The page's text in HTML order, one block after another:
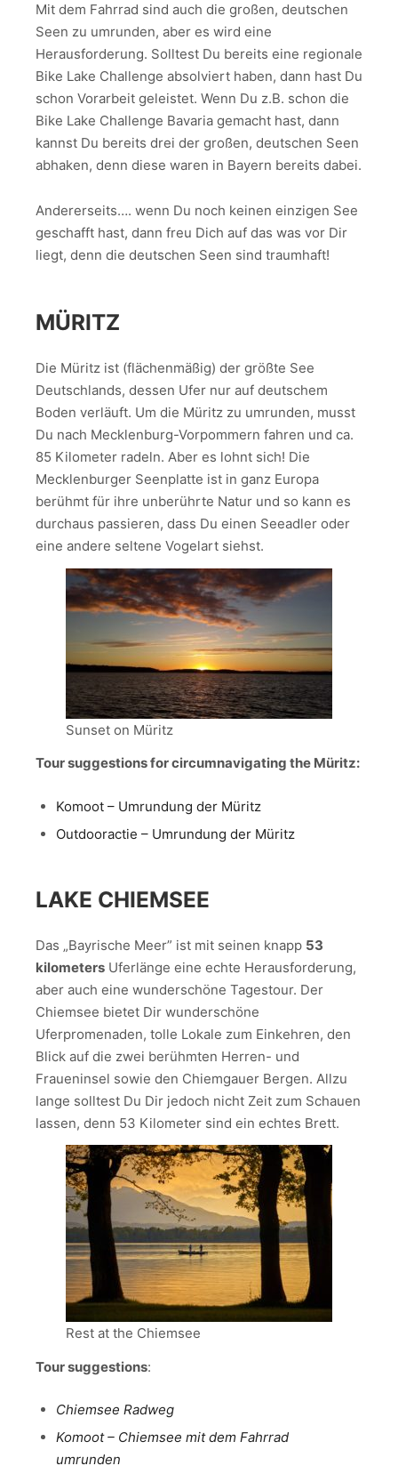
Mit dem Fahrrad sind auch die großen, deutschen
Seen zu umrunden, aber es wird eine
Herausforderung. Solltest Du bereits eine regionale
Bike Lake Challenge absolviert haben, dann hast Du
schon Vorarbeit geleistet. Wenn Du z.B. schon die
Bike Lake Challenge Bavaria gemacht hast, dann
kannst Du bereits drei der großen, deutschen Seen
abhaken, denn diese waren in Bayern bereits dabei.
Andererseits…. wenn Du noch keinen einzigen See
geschafft hast, dann freu Dich auf das was vor Dir
liegt, denn die deutschen Seen sind traumhaft!
MÜRITZ
Die Müritz ist (flächenmäßig) der größte See
Deutschlands, dessen Ufer nur auf deutschem
Boden verläuft. Um die Müritz zu umrunden, musst
Du nach Mecklenburg-Vorpommern fahren und ca.
85 Kilometer radeln. Aber es lohnt sich! Die
Mecklenburger Seenplatte ist in ganz Europa
berühmt für ihre unberührte Natur und so kann es
durchaus passieren, dass Du einen Seeadler oder
eine andere seltene Vogelart siehst.
Sunset on Müritz
Tour suggestions for circumnavigating the Müritz:
Komoot – Umrundung der Müritz
Outdooractie – Umrundung der Müritz
LAKE CHIEMSEE
Das „Bayrische Meer” ist mit seinen knapp 53
kilometers Uferlänge eine echte Herausforderung,
aber auch eine wunderschöne Tagestour. Der
Chiemsee bietet Dir wunderschöne
Uferpromenaden, tolle Lokale zum Einkehren, den
Blick auf die zwei berühmten Herren- und
Fraueninsel sowie den Chiemgauer Bergen. Allzu
lange solltest Du Dir jedoch nicht Zeit zum Schauen
lassen, denn 53 Kilometer sind ein echtes Brett.
Rest at the Chiemsee
Tour suggestions:
Chiemsee Radweg
Komoot – Chiemsee mit dem Fahrrad
umrunden